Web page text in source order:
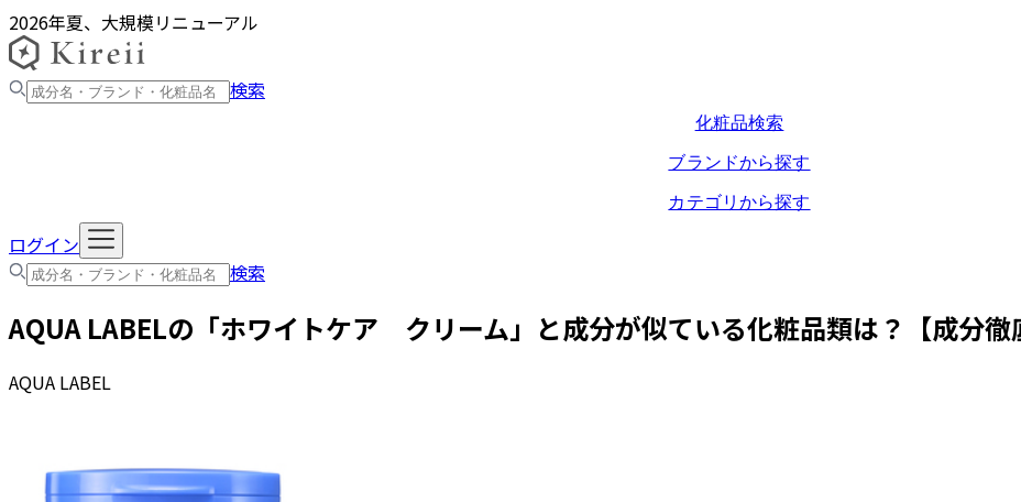
2026年夏、大規模リニューアル
検索
化粧品検索
ブランドから探す
カテゴリから探す
ログイン
検索
AQUA LABELの「ホワイトケア クリーム 」と成分が似ている化粧品類は？【成分徹
AQUA LABEL